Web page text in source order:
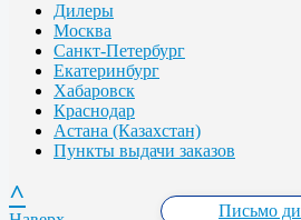
Дилеры
Москва
Санкт-Петербург
Екатеринбург
Хабаровск
Краснодар
Астана (Казахстан)
Пункты выдачи заказов
Письмо
^